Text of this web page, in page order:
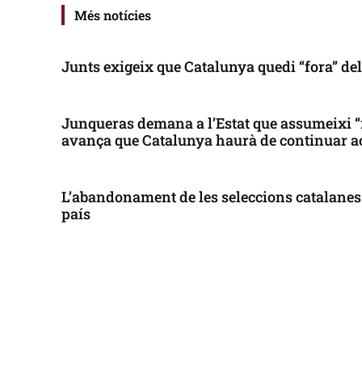
Més notícies
Junts exigeix que Catalunya quedi “fora”
Junqueras demana a l’Estat que assumeixi
avança que Catalunya haurà de continuar
L’abandonament de les seleccions
país